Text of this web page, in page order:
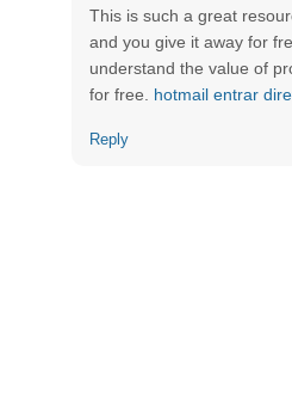
This is such a great
and you give it away for
understand the value of
for free. hotmail entrar
Reply